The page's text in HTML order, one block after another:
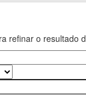
refinar o resultado